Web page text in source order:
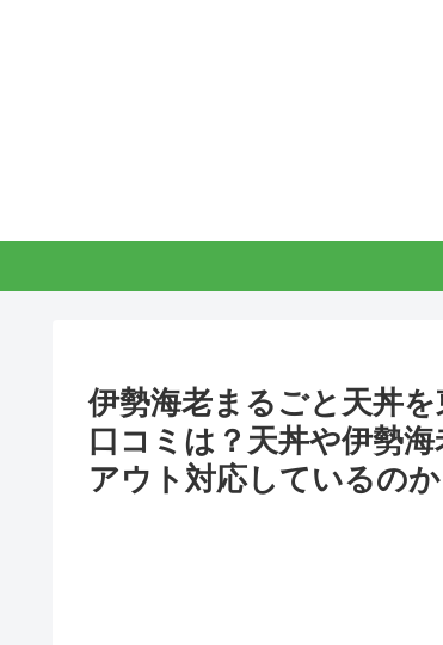
伊勢海老まるごと天丼
口コミは？天丼や伊勢
アウト対応しているの